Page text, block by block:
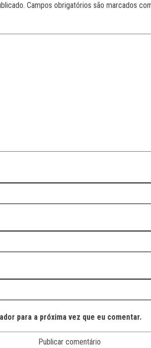
Campos obrigatórios são marcados
para a próxima vez que eu comentar.